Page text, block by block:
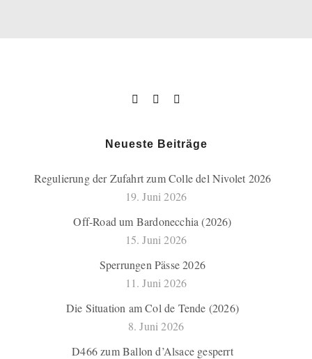
Neueste Beiträge
Regulierung der Zufahrt zum Colle del Nivolet 2026
19. Juni 2026
Off-Road um Bardonecchia (2026)
15. Juni 2026
Sperrungen Pässe 2026
11. Juni 2026
Die Situation am Col de Tende (2026)
8. Juni 2026
D466 zum Ballon d’Alsace gesperrt